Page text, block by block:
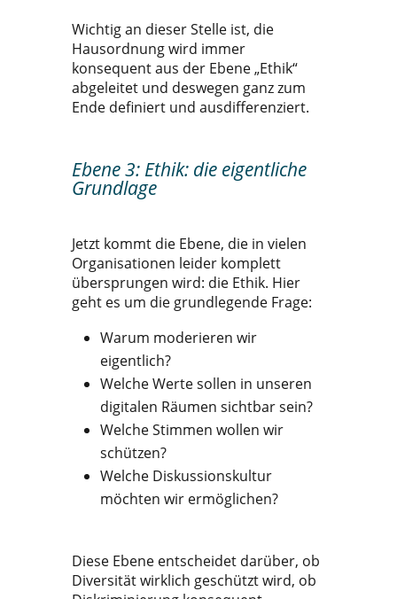
Wichtig an dieser Stelle ist, die
Hausordnung wird immer
konsequent aus der Ebene „Ethik“
abgeleitet und deswegen ganz zum
Ende definiert und ausdifferenziert.
Ebene 3: Ethik: die eigentliche
Grundlage
Jetzt kommt die Ebene, die in vielen
Organisationen leider komplett
übersprungen wird: die Ethik. Hier
geht es um die grundlegende Frage:
Warum moderieren wir
eigentlich?
Welche Werte sollen in unseren
digitalen Räumen sichtbar sein?
Welche Stimmen wollen wir
schützen?
Welche Diskussionskultur
möchten wir ermöglichen?
Diese Ebene entscheidet darüber, ob
Diversität wirklich geschützt wird, ob